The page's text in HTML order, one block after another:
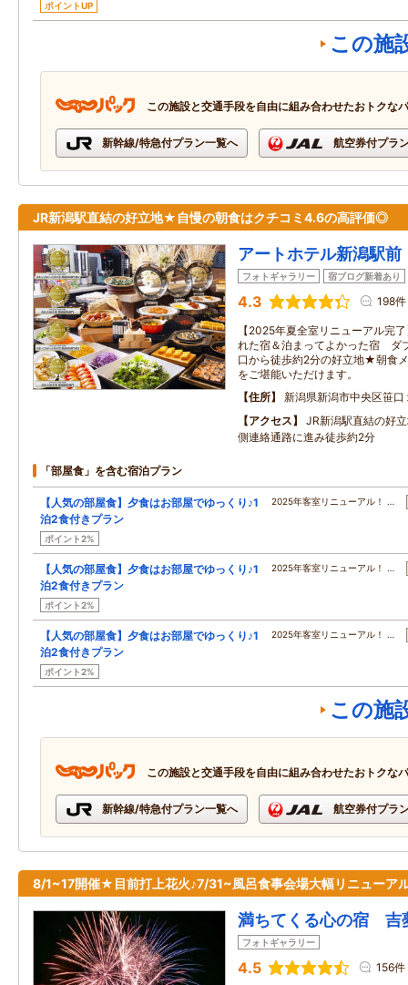
ポイントUP
この施
この施設と交通手段を自由に組み合わせたおトクな
新幹線/特急付プラン一覧へ 航空券付プラ
JR新潟駅直結の好立地★自慢の朝食はクチコミ4.6の高評価◎
アートホテル新潟駅前
フォトギャラリー 宿ブログ新着あり
4.3 198件
【2025年夏全室リニューアル完
れた宿＆泊まってよかった宿 ダ
口から徒歩約2分の好立地★朝食
をご堪能いただけます。
住所
新潟県新潟市中央区笹口
アクセス
JR新潟駅直結の好
側連絡通路に進み徒歩約2分
「部屋食」を含む宿泊プラン
【人気の部屋食】夕食はお部屋でゆっくり♪1
泊2食付きプラン
ポイント2%
2025年客室リニューアル！ …
【人気の部屋食】夕食はお部屋でゆっくり♪1
泊2食付きプラン
ポイント2%
2025年客室リニューアル！ …
【人気の部屋食】夕食はお部屋でゆっくり♪1
泊2食付きプラン
ポイント2%
2025年客室リニューアル！ …
この施
この施設と交通手段を自由に組み合わせたおトクな
新幹線/特急付プラン一覧へ 航空券付プラ
8/1~17開催★目前打上花火♪7/31~風呂食事会場大幅リニューア
満ちてくる心の宿 吉
フォトギャラリー
4.5 156件